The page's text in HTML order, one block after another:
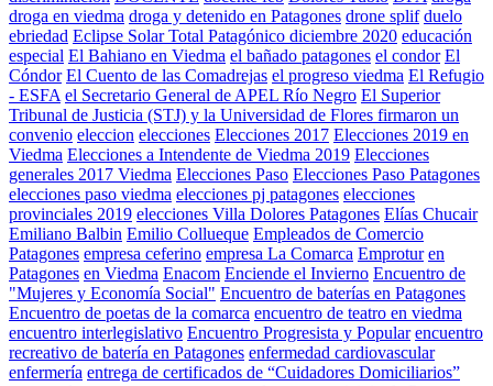
droga en viedma droga y detenido en Patagones drone splif duelo
ebriedad Eclipse Solar Total Patagónico diciembre 2020 educación
especial El Bahiano en Viedma el bañado patagones el condor El
Cóndor El Cuento de las Comadrejas el progreso viedma El Refugio
- ESFA el Secretario General de APEL Río Negro El Superior
Tribunal de Justicia (STJ) y la Universidad de Flores firmaron un
convenio eleccion elecciones Elecciones 2017 Elecciones 2019 en
Viedma Elecciones a Intendente de Viedma 2019 Elecciones
generales 2017 Viedma Elecciones Paso Elecciones Paso Patagones
elecciones paso viedma elecciones pj patagones elecciones
provinciales 2019 elecciones Villa Dolores Patagones Elías Chucair
Emiliano Balbin Emilio Collueque Empleados de Comercio
Patagones empresa ceferino empresa La Comarca Emprotur en
Patagones en Viedma Enacom Enciende el Invierno Encuentro de
"Mujeres y Economía Social" Encuentro de baterías en Patagones
Encuentro de poetas de la comarca encuentro de teatro en viedma
encuentro interlegislativo Encuentro Progresista y Popular encuentro
recreativo de batería en Patagones enfermedad cardiovascular
enfermería entrega de certificados de “Cuidadores Domiciliarios”